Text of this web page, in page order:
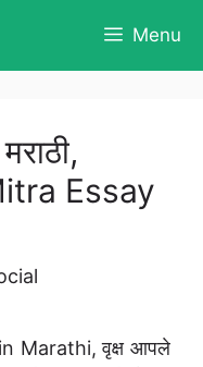
Menu
Essay
Marathi, वृक्ष आपले